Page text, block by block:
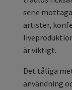
serie
artister,
är viktigt.
Det tåliga
användning